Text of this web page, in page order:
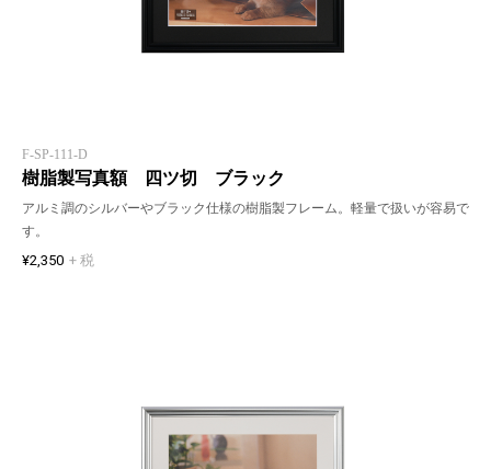
F-SP-111-D
樹脂製写真額 四ツ切 ブラック
アルミ調のシルバーやブラック仕様の樹脂製フレーム。軽量で扱いが容易で
す。
¥2,350 + 税